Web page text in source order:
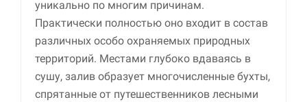
уникально по многим причинам.
Практически полностью оно входит в состав
различных особо охраняемых природных
территорий. Местами глубоко вдаваясь в
сушу, залив образует многочисленные бухты,
спрятанные от путешественников лесными
Необходимые
Использование
этих файлов cookie
обязательно. Они
необходимы для
функционирования
веб-сайта.